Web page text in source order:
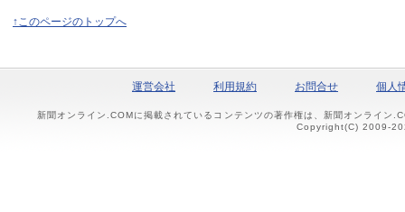
↑このページのトップへ
運営会社 利用規約 お問合せ 個人
新聞オンライン.COMに掲載されているコンテンツの著作権は、新聞オンライン
Copyright(C) 2009-